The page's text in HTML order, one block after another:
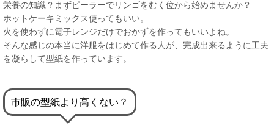
栄養の知識？まずピーラーでリンゴをむく位から始めませんか？
ホットケーキミックス使ってもいい。
火を使わずに電子レンジだけでおかずを作ってもいいよね。
そんな感じの本当に洋服をはじめて作る人が、完成出来るように工夫
を凝らして型紙を作っています。
市販の型紙より高くない？